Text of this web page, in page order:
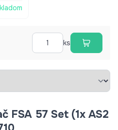
okuliare ; |
ks
FSA 57 Set (1x AS2